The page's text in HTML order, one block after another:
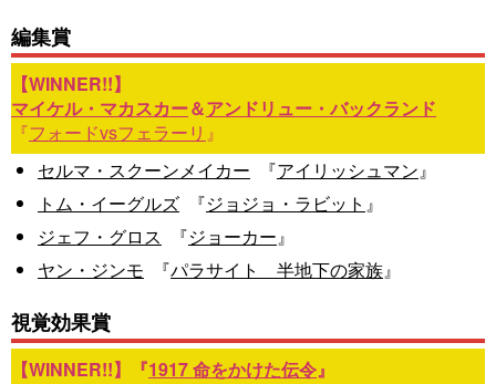
編集賞
マイケル・マカスカー＆アンドリュー・バックランド
『フォードvsフェラーリ 』
セルマ・スクーンメイカー
『アイリッシュマン』
トム・イーグルズ
『ジョジョ・ラビット 』
ジェフ・グロス
『ジョーカー』
ヤン・ジンモ
『パラサイト 半地下の家族』
視覚効果賞
『1917 命をかけた伝令』